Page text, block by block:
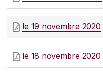
le 19 novembre 2020
le 18 novembre 2020